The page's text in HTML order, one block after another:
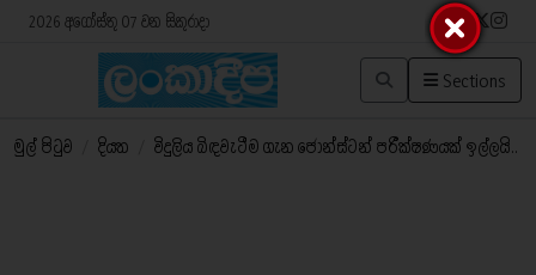
2026 අගෝස්තු 07 වන සිකුරාදා
Sections
මුල් පිටුව දියත විදුලිය බිඳවැටීම ගැන ජොන්ස්ටන් පරීක්ෂණයක් ඉල්ලයි..